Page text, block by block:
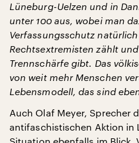
Lüneburg-Uelzen und in
unter 100 aus, wobei man
Verfassungsschutz
Rechtsextremisten zählt
Trennschärfe gibt. Das
von weit mehr Menschen
Lebensmodell, das sind
Auch Olaf Meyer, Sprecher
antifaschistischen Aktion in